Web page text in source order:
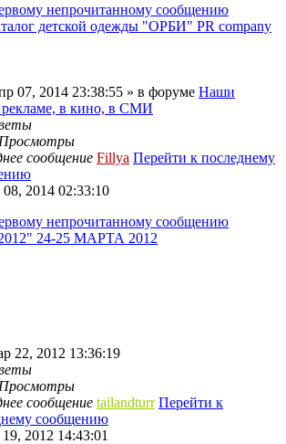
непрочитанному сообщению
детской одежды "ОРБИ" PR company
07, 2014 23:38:55 » в форуме Наши
рекламе, в кино, в СМИ
Просмотры
сообщение Fillya Перейти к последнему
2014 02:33:10
непрочитанному сообщению
24-25 МАРТА 2012
22, 2012 13:36:19
Просмотры
сообщение tailandturr Перейти к
сообщению
2012 14:43:01